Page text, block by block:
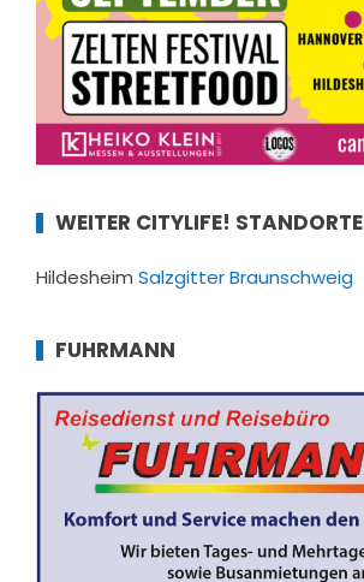
WEITER CITYLIFE! STANDORTE
Hildesheim SalzgitterBraunschweig
FUHRMANN